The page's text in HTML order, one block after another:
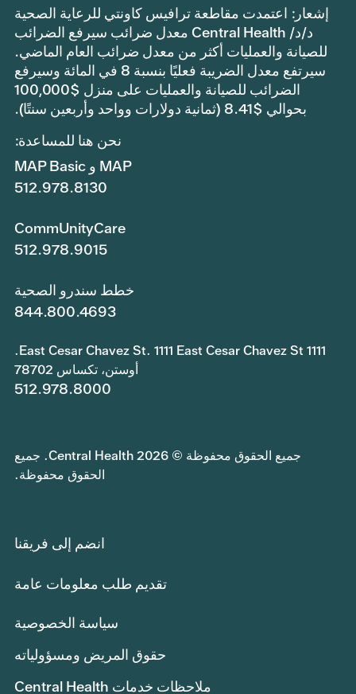
إشعار: اعتمدت مقاطعة ترافيس كاونتي للرعاية الصحية
د/د/ Central Health معدل ضرائب سيرفع الضرائب
للصيانة والعمليات أكثر من معدل ضرائب العام الماضي.
سيرتفع معدل الضريبة فعليًا بنسبة 8 في المائة وسيرفع
الضرائب للصيانة والعمليات على منزل $100,000
بحوالي $8.41 (ثمانية دولارات وواحد وأربعين سنتًا).
نحن هنا للمساعدة:
MAP و MAP Basic
512.978.8130
CommUnityCare
512.978.9015
خطط سندرو الصحية
844.800.4693
1111 East Cesar Chavez St. 1111 East Cesar Chavez St.
أوستن، تكساس 78702
512.978.8000
جميع الحقوق محفوظة © 2026 Central Health. جميع
الحقوق محفوظة.
انضم إلى فريقنا
تقديم طلب معلومات عامة
سياسة الخصوصية
حقوق المريض ومسؤولياته
ملاحظات خدمات Central Health